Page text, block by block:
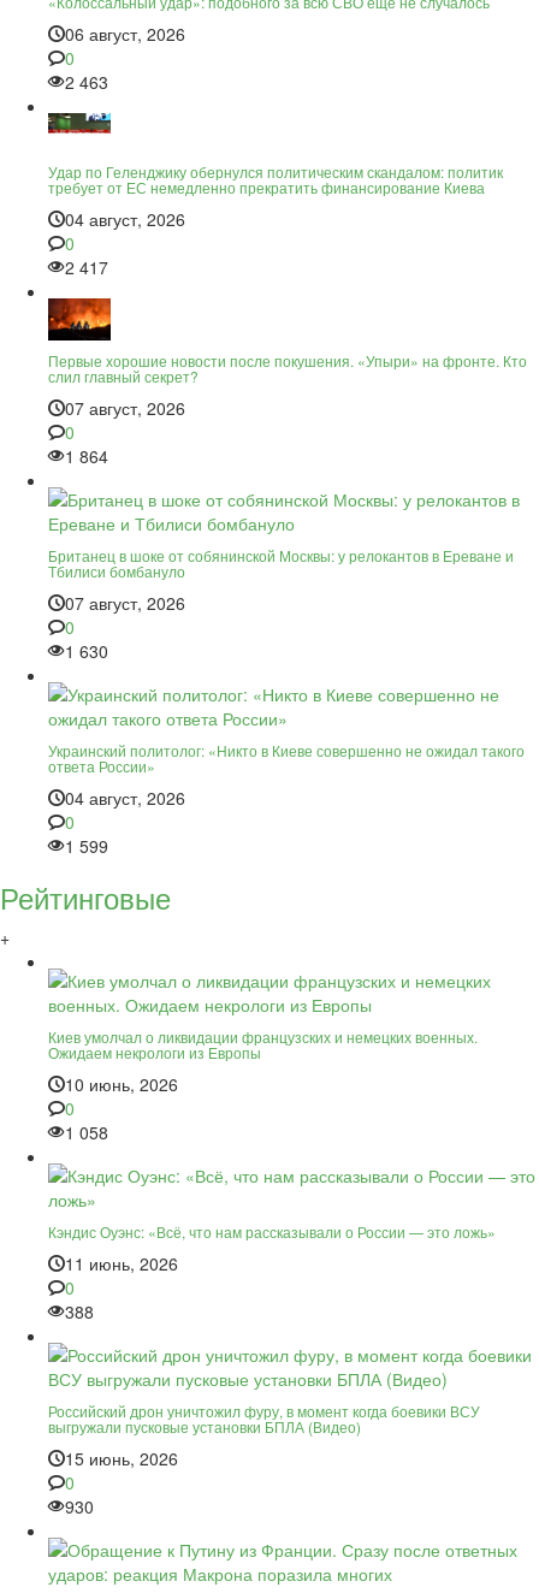
06 август, 2026
0
2 463
Удар по Геленджику обернулся политическим скандалом: политик
требует от ЕС немедленно прекратить финансирование Киева
04 август, 2026
0
2 417
Первые хорошие новости после покушения. «Упыри» на фронте. Кто
слил главный секрет?
07 август, 2026
0
1 864
Британец в шоке от собянинской Москвы: у релокантов в Ереване и
Тбилиси бомбануло
07 август, 2026
0
1 630
Украинский политолог: «Никто в Киеве совершенно не ожидал такого
ответа России»
04 август, 2026
0
1 599
Рейтинговые
+
Киев умолчал о ликвидации французских и немецких военных.
Ожидаем некрологи из Европы
10 июнь, 2026
0
1 058
Кэндис Оуэнс: «Всё, что нам рассказывали о России — это ложь»
11 июнь, 2026
0
388
Российский дрон уничтожил фуру, в момент когда боевики ВСУ
выгружали пусковые установки БПЛА (Видео)
15 июнь, 2026
0
930